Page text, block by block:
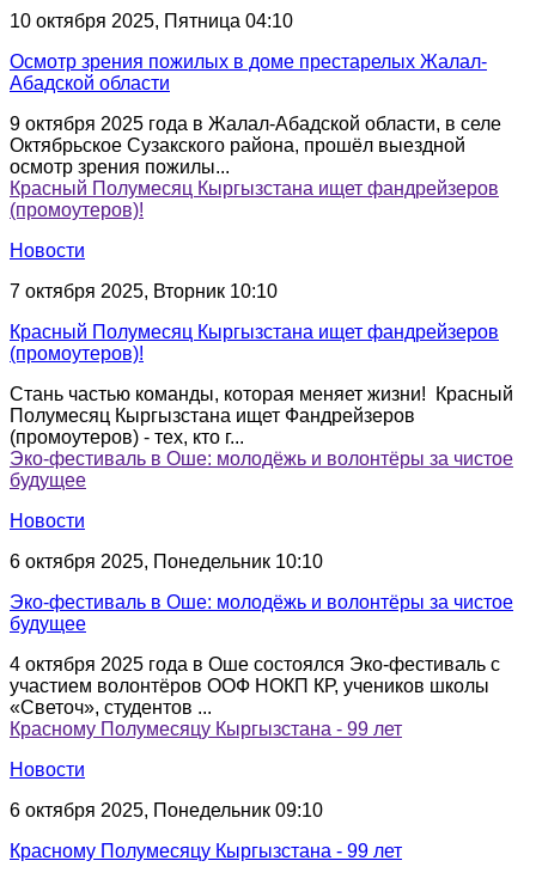
10 октября 2025, Пятница 04:10
Осмотр зрения пожилых в доме престарелых Жалал-
Абадской области
9 октября 2025 года в Жалал-Абадской области, в селе
Октябрьское Сузакского района, прошёл выездной
осмотр зрения пожилы...
Красный Полумесяц Кыргызстана ищет фандрейзеров
(промоутеров)!
Новости
7 октября 2025, Вторник 10:10
Красный Полумесяц Кыргызстана ищет фандрейзеров
(промоутеров)!
Стань частью команды, которая меняет жизни! Красный
Полумесяц Кыргызстана ищет Фандрейзеров
(промоутеров) - тех, кто г...
Эко-фестиваль в Ошe: молодёжь и волонтёры за чистое
будущее
Новости
6 октября 2025, Понедельник 10:10
Эко-фестиваль в Ошe: молодёжь и волонтёры за чистое
будущее
4 октября 2025 года в Ошe состоялся Эко-фестиваль с
участием волонтёров ООФ НОКП КР, учеников школы
«Светоч», студентов ...
Красному Полумесяцу Кыргызстана - 99 лет
Новости
6 октября 2025, Понедельник 09:10
Красному Полумесяцу Кыргызстана - 99 лет